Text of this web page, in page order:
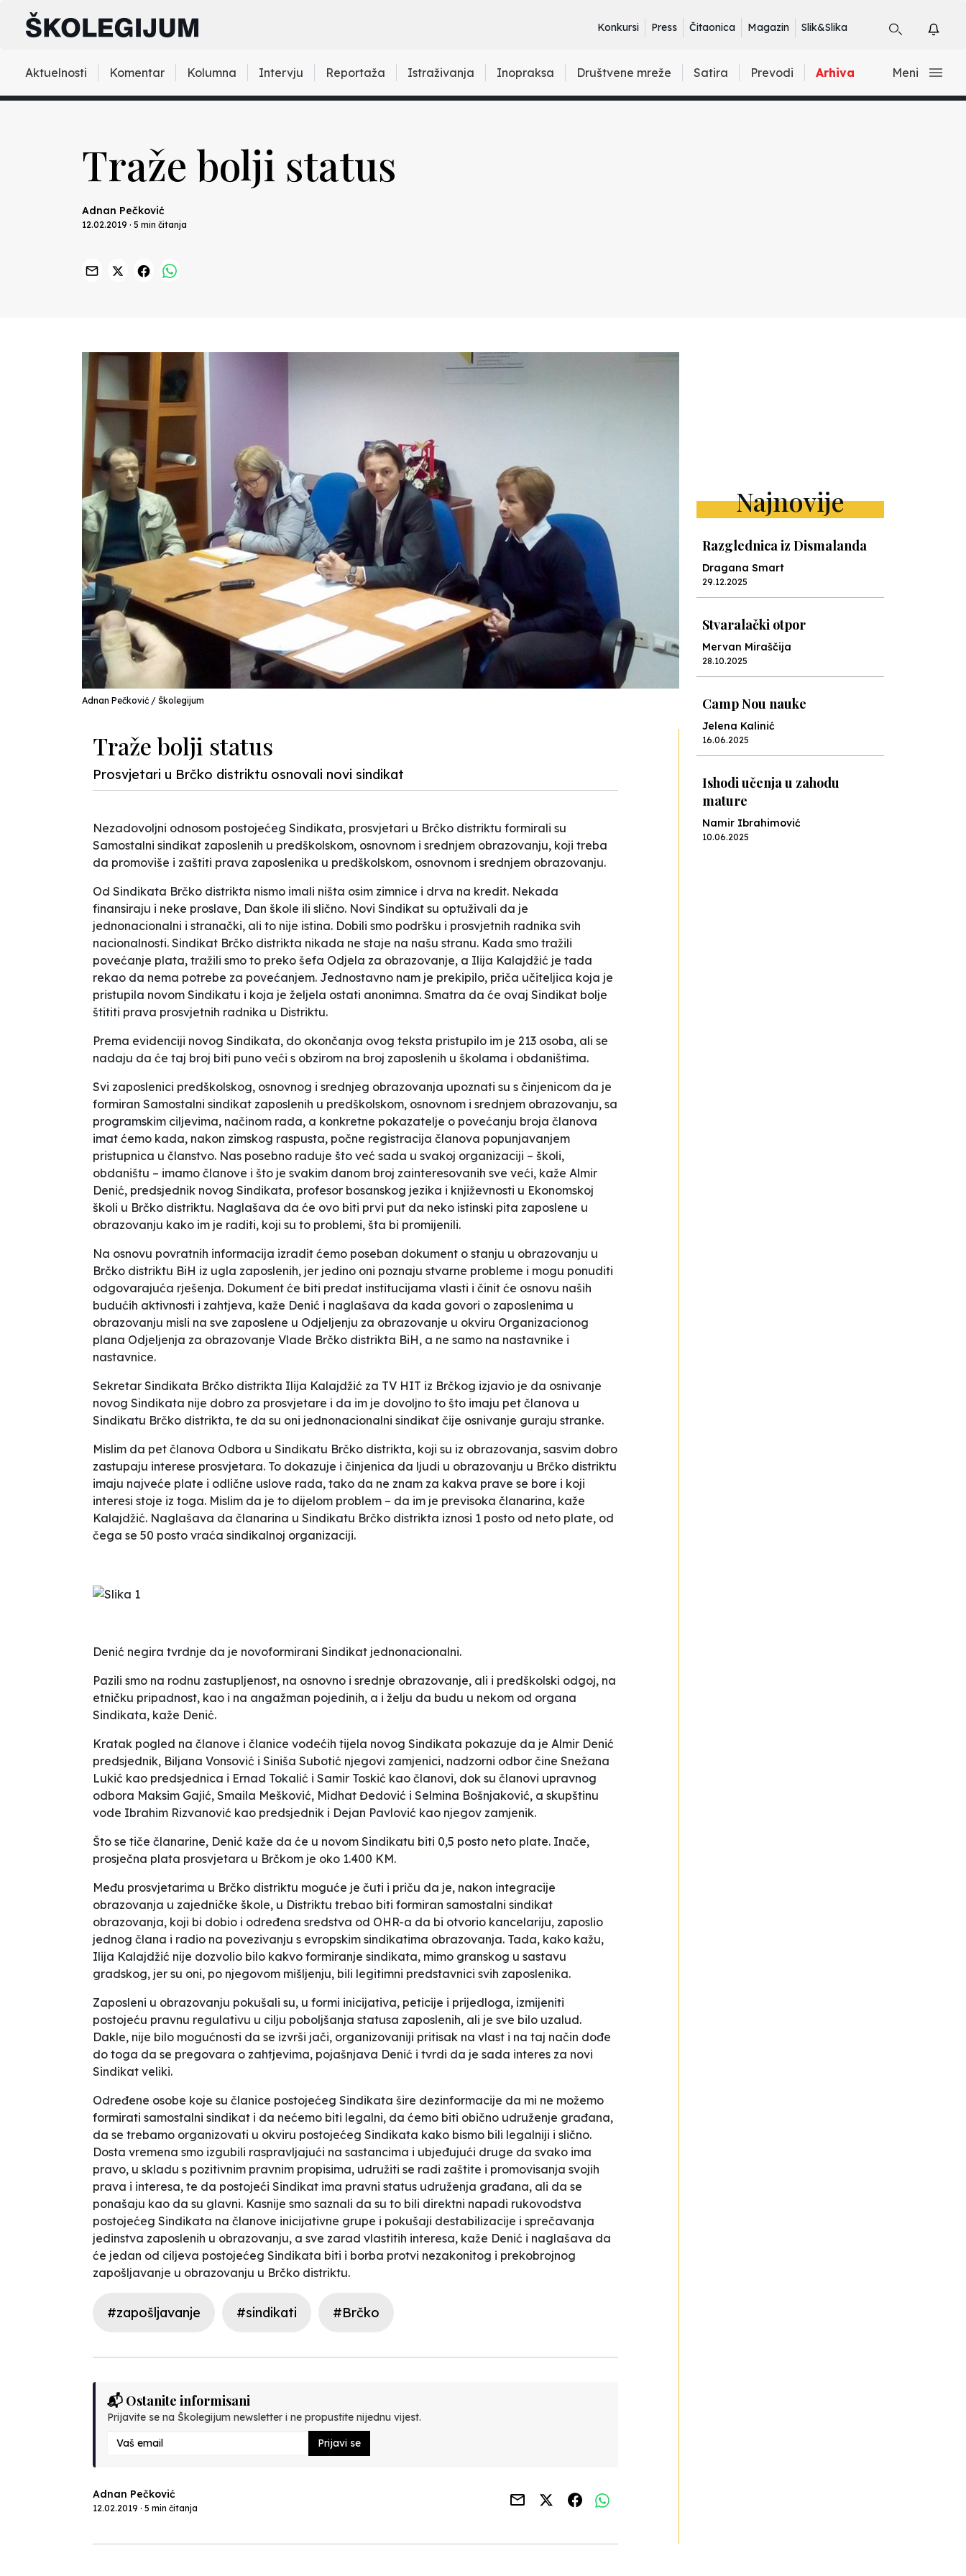
Konkursi Press Čitaonica Magazin Slik&Slika
Aktuelnosti Komentar Kolumna Intervju Reportaža Istraživanja Inopraksa Društvene mreže Satira Prevodi Arhiva Meni
Traže bolji status
Adnan Pečković
12.02.2019 · 5 min čitanja
Adnan Pečković / Školegijum
Traže bolji status
Prosvjetari u Brčko distriktu osnovali novi sindikat
Nezadovoljni odnosom postojećeg Sindikata, prosvjetari u Brčko distriktu formirali su
Samostalni sindikat zaposlenih u predškolskom, osnovnom i srednjem obrazovanju, koji treba
da promoviše i zaštiti prava zaposlenika u predškolskom, osnovnom i srednjem obrazovanju.
Od Sindikata Brčko distrikta nismo imali ništa osim zimnice i drva na kredit. Nekada
finansiraju i neke proslave, Dan škole ili slično. Novi Sindikat su optuživali da je
jednonacionalni i stranački, ali to nije istina. Dobili smo podršku i prosvjetnih radnika svih
nacionalnosti. Sindikat Brčko distrikta nikada ne staje na našu stranu. Kada smo tražili
povećanje plata, tražili smo to preko šefa Odjela za obrazovanje, a Ilija Kalajdžić je tada
rekao da nema potrebe za povećanjem. Jednostavno nam je prekipilo, priča učiteljica koja je
pristupila novom Sindikatu i koja je željela ostati anonimna. Smatra da će ovaj Sindikat bolje
štititi prava prosvjetnih radnika u Distriktu.
Prema evidenciji novog Sindikata, do okončanja ovog teksta pristupilo im je 213 osoba, ali se
nadaju da će taj broj biti puno veći s obzirom na broj zaposlenih u školama i obdaništima.
Svi zaposlenici predškolskog, osnovnog i srednjeg obrazovanja upoznati su s činjenicom da je
formiran Samostalni sindikat zaposlenih u predškolskom, osnovnom i srednjem obrazovanju, sa
programskim ciljevima, načinom rada, a konkretne pokazatelje o povećanju broja članova
imat ćemo kada, nakon zimskog raspusta, počne registracija članova popunjavanjem
pristupnica u članstvo. Nas posebno raduje što već sada u svakoj organizaciji – školi,
obdaništu – imamo članove i što je svakim danom broj zainteresovanih sve veći, kaže Almir
Denić, predsjednik novog Sindikata, profesor bosanskog jezika i književnosti u Ekonomskoj
školi u Brčko distriktu. Naglašava da će ovo biti prvi put da neko istinski pita zaposlene u
obrazovanju kako im je raditi, koji su to problemi, šta bi promijenili.
Na osnovu povratnih informacija izradit ćemo poseban dokument o stanju u obrazovanju u
Brčko distriktu BiH iz ugla zaposlenih, jer jedino oni poznaju stvarne probleme i mogu ponuditi
odgovarajuća rješenja. Dokument će biti predat institucijama vlasti i činit će osnovu naših
budućih aktivnosti i zahtjeva, kaže Denić i naglašava da kada govori o zaposlenima u
obrazovanju misli na sve zaposlene u Odjeljenju za obrazovanje u okviru Organizacionog
plana Odjeljenja za obrazovanje Vlade Brčko distrikta BiH, a ne samo na nastavnike i
nastavnice.
Sekretar Sindikata Brčko distrikta Ilija Kalajdžić za TV HIT iz Brčkog izjavio je da osnivanje
novog Sindikata nije dobro za prosvjetare i da im je dovoljno to što imaju pet članova u
Sindikatu Brčko distrikta, te da su oni jednonacionalni sindikat čije osnivanje guraju stranke.
Mislim da pet članova Odbora u Sindikatu Brčko distrikta, koji su iz obrazovanja, sasvim dobro
zastupaju interese prosvjetara. To dokazuje i činjenica da ljudi u obrazovanju u Brčko distriktu
imaju najveće plate i odlične uslove rada, tako da ne znam za kakva prave se bore i koji
interesi stoje iz toga. Mislim da je to dijelom problem – da im je previsoka članarina, kaže
Kalajdžić. Naglašava da članarina u Sindikatu Brčko distrikta iznosi 1 posto od neto plate, od
čega se 50 posto vraća sindikalnoj organizaciji.
Denić negira tvrdnje da je novoformirani Sindikat jednonacionalni.
Pazili smo na rodnu zastupljenost, na osnovno i srednje obrazovanje, ali i predškolski odgoj, na
etničku pripadnost, kao i na angažman pojedinih, a i želju da budu u nekom od organa
Sindikata, kaže Denić.
Kratak pogled na članove i članice vodećih tijela novog Sindikata pokazuje da je Almir Denić
predsjednik, Biljana Vonsović i Siniša Subotić njegovi zamjenici, nadzorni odbor čine Snežana
Lukić kao predsjednica i Ernad Tokalić i Samir Toskić kao članovi, dok su članovi upravnog
odbora Maksim Gajić, Smaila Mešković, Midhat Đedović i Selmina Bošnjaković, a skupštinu
vode Ibrahim Rizvanović kao predsjednik i Dejan Pavlović kao njegov zamjenik.
Što se tiče članarine, Denić kaže da će u novom Sindikatu biti 0,5 posto neto plate. Inače,
prosječna plata prosvjetara u Brčkom je oko 1.400 KM.
Među prosvjetarima u Brčko distriktu moguće je čuti i priču da je, nakon integracije
obrazovanja u zajedničke škole, u Distriktu trebao biti formiran samostalni sindikat
obrazovanja, koji bi dobio i određena sredstva od OHR-a da bi otvorio kancelariju, zaposlio
jednog člana i radio na povezivanju s evropskim sindikatima obrazovanja. Tada, kako kažu,
Ilija Kalajdžić nije dozvolio bilo kakvo formiranje sindikata, mimo granskog u sastavu
gradskog, jer su oni, po njegovom mišljenju, bili legitimni predstavnici svih zaposlenika.
Zaposleni u obrazovanju pokušali su, u formi inicijativa, peticije i prijedloga, izmijeniti
postojeću pravnu regulativu u cilju poboljšanja statusa zaposlenih, ali je sve bilo uzalud.
Dakle, nije bilo mogućnosti da se izvrši jači, organizovaniji pritisak na vlast i na taj način dođe
do toga da se pregovara o zahtjevima, pojašnjava Denić i tvrdi da je sada interes za novi
Sindikat veliki.
Određene osobe koje su članice postojećeg Sindikata šire dezinformacije da mi ne možemo
formirati samostalni sindikat i da nećemo biti legalni, da ćemo biti obično udruženje građana,
da se trebamo organizovati u okviru postojećeg Sindikata kako bismo bili legalniji i slično.
Dosta vremena smo izgubili raspravljajući na sastancima i ubjeđujući druge da svako ima
pravo, u skladu s pozitivnim pravnim propisima, udružiti se radi zaštite i promovisanja svojih
prava i interesa, te da postojeći Sindikat ima pravni status udruženja građana, ali da se
ponašaju kao da su glavni. Kasnije smo saznali da su to bili direktni napadi rukovodstva
postojećeg Sindikata na članove inicijativne grupe i pokušaji destabilizacije i sprečavanja
jedinstva zaposlenih u obrazovanju, a sve zarad vlastitih interesa, kaže Denić i naglašava da
će jedan od ciljeva postojećeg Sindikata biti i borba protvi nezakonitog i prekobrojnog
zapošljavanje u obrazovanju u Brčko distriktu.
#zapošljavanje #sindikati #Brčko
📬 Ostanite informisani
Prijavite se na Školegijum newsletter i ne propustite nijednu vijest.
Prijavi se
Adnan Pečković
12.02.2019 · 5 min čitanja
Najnovije
Razglednica iz Dismalanda
Dragana Smart
29.12.2025
Stvaralački otpor
Mervan Miraščija
28.10.2025
Camp Nou nauke
Jelena Kalinić
16.06.2025
Ishodi učenja u zahodu
mature
Namir Ibrahimović
10.06.2025